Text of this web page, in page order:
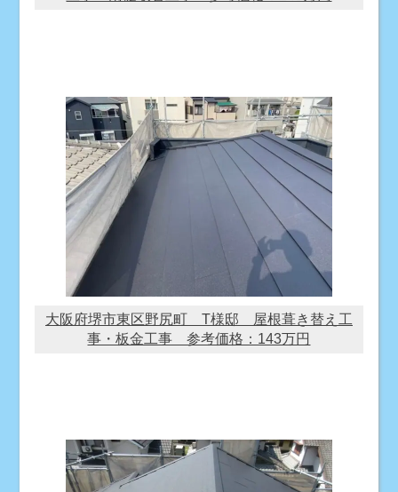
大阪府堺市東区野尻町 T様邸 屋根葺き替え工
事・板金工事 参考価格：143万円